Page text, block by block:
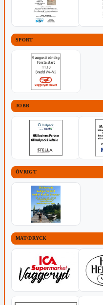
SPORT
JOBB
ÖVRIGT
MAT/DRYCK